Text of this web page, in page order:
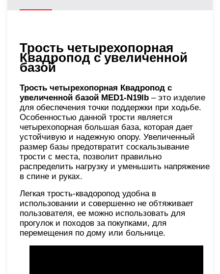
Трость четырехопорная
Квадропод с увеличенной
базой
Трость четырехопорная Квадропод с
увеличенной базой MED1-N19lb – это изделие
для обеспечения точки поддержки при ходьбе.
Особенностью данной трости является
четырехопорная большая база, которая дает
устойчивую и надежную опору. Увеличенный
размер базы предотвратит соскальзывание
трости с места, позволит правильно
распределить нагрузку и уменьшить напряжение
в спине и руках.
Легкая трость-квадоропод удобна в
использовании и совершенно не обтяживает
пользователя, ее можно использовать для
прогулок и походов за покупками, для
перемещения по дому или больнице.